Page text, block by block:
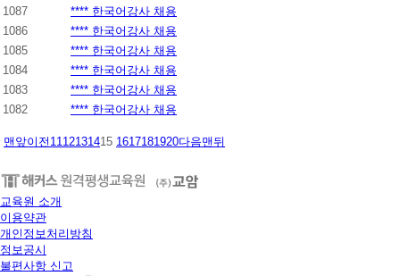
1087
**** 한국어강사 채용
1086
**** 한국어강사 채용
1085
**** 한국어강사 채용
1084
**** 한국어강사 채용
1083
**** 한국어강사 채용
1082
**** 한국어강사 채용
맨앞이전 1112131415 1617181920다음맨뒤
교육원 소개
이용약관
개인정보처리방침
정보공시
불편사항 신고